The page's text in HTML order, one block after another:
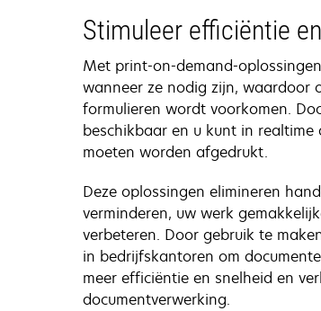
Stimuleer efficiëntie
Met print-on-demand-
wanneer ze nodig zijn, waardoor
formulieren wordt voorkomen.
beschikbaar en u kunt in realtime
moeten worden afgedrukt.
Deze oplossingen elimineren
verminderen, uw werk
verbeteren. Door gebruik te
in bedrijfskantoren om
meer efficiëntie en snelheid en
documentverwerking.